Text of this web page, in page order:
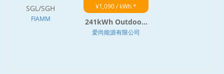
SGL/SGH
FIAMM
¥1,090 / kWh *
241kWh Outdoo...
爱尚能源有限公司